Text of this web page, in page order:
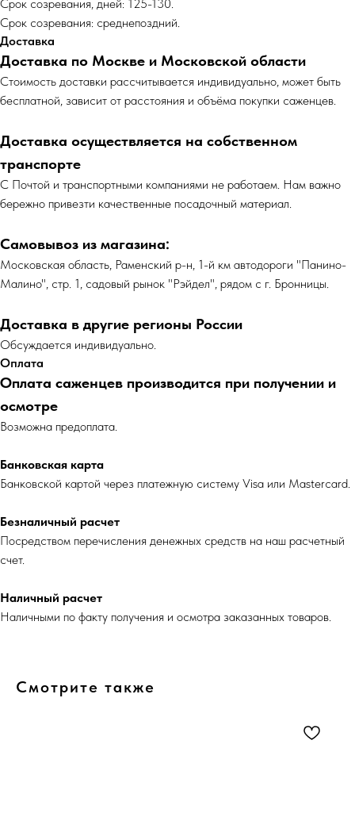
Срок созревания, дней: 125-130.
Срок созревания: среднепоздний.
Доставка
Доставка по Москве и Московской области
Cтоимость доставки рассчитывается индивидуально, может быть
бесплатной, зависит от расстояния и объёма покупки саженцев.
Доставка осуществляется на собственном
транспорте
С Почтой и транспортными компаниями не работаем. Нам важно
бережно привезти качественные посадочный материал.
Самовывоз из магазина:
Московская область, Раменский р-н, 1-й км автодороги "Панино-
Малино", стр. 1, садовый рынок "Рэйдел", рядом с г. Бронницы.
Доставка в другие регионы России
Обсуждается индивидуально.
Оплата
Оплата саженцев производится при получении и
осмотре
Возможна предоплата.
Банковская карта
Банковской картой через платежную систему Visa или Mastercard.
Безналичный расчет
Посредством перечисления денежных средств на наш расчетный
счет.
Наличный расчет
Наличными по факту получения и осмотра заказанных товаров.
Смотрите также